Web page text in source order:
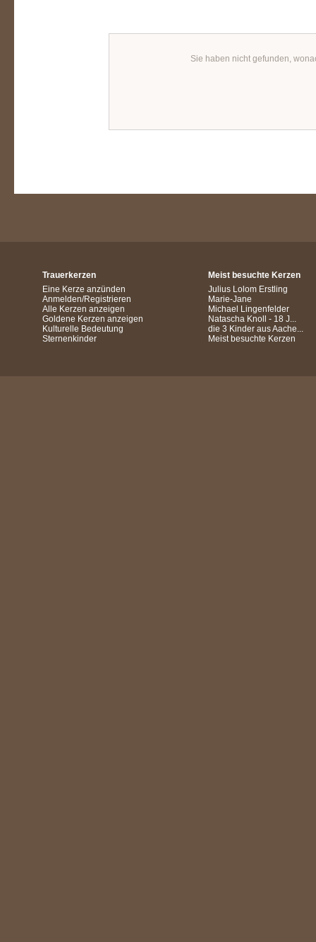
Sie haben nicht gefunden,
Trauerkerzen
Eine Kerze anzünden
Anmelden/Registrieren
Alle Kerzen anzeigen
Goldene Kerzen anzeigen
Kulturelle Bedeutung
Sternenkinder
Meist besuchte Kerzen
Julius Lolom Erstling
Marie-Jane
Michael Lingenfelder
Natascha Knoll - 18 J...
die 3 Kinder aus Aache...
Meist besuchte Kerzen